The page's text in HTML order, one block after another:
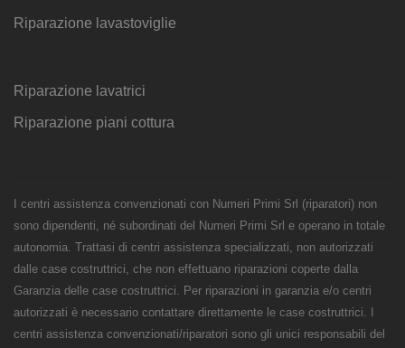
Riparazione lavastoviglie
Riparazione lavatrici
Riparazione piani cottura
I centri assistenza convenzionati con Numeri Primi Srl (riparatori) non
sono dipendenti, né subordinati del Numeri Primi Srl e operano in totale
autonomia. Trattasi di centri assistenza specializzati, non autorizzati
dalle case costruttrici, che non effettuano riparazioni coperte dalla
Garanzia delle case costruttrici. Per riparazioni in garanzia e/o centri
autorizzati è necessario contattare direttamente le case costruttrici. I
centri assistenza convenzionati/riparatori sono gli unici responsabili del